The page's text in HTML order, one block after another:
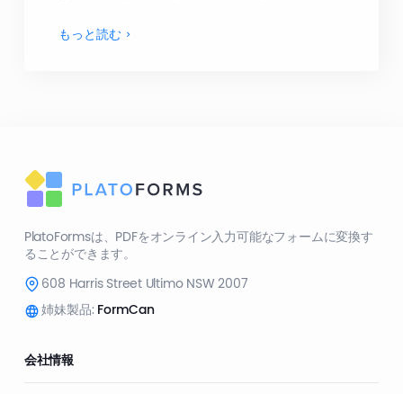
もっと読む
PlatoFormsは、PDFをオンライン入力可能なフォームに変換す
ることができます。
608 Harris Street Ultimo NSW 2007
姉妹製品: FormCan
会社情報